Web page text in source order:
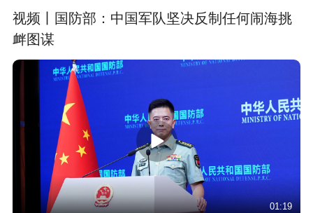
视频丨国防部：中国军队坚决反制任何闹海挑
衅图谋
01:19